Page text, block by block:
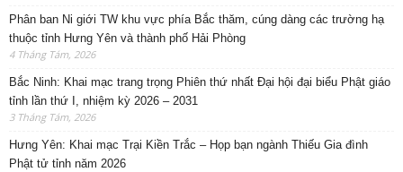
Phân ban Ni giới TW khu vực phía Bắc thăm, cúng dàng các trường hạ
thuộc tỉnh Hưng Yên và thành phố Hải Phòng
4 Tháng Tám, 2026
Bắc Ninh: Khai mạc trang trọng Phiên thứ nhất Đại hội đại biểu Phật giáo
tỉnh lần thứ I, nhiệm kỳ 2026 – 2031
3 Tháng Tám, 2026
Hưng Yên: Khai mạc Trại Kiền Trắc – Họp bạn ngành Thiếu Gia đình
Phật tử tỉnh năm 2026